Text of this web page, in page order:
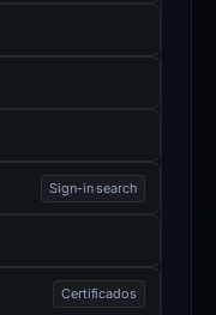
Sign-in search
Certificados